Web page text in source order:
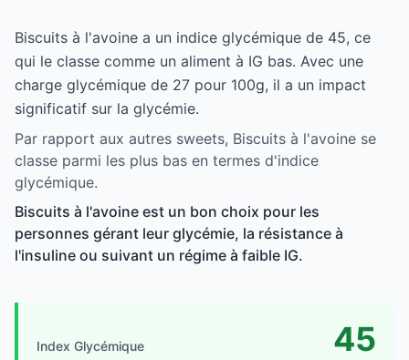
Biscuits à l'avoine a un indice glycémique de 45, ce
qui le classe comme un aliment à IG bas. Avec une
charge glycémique de 27 pour 100g, il a un impact
significatif sur la glycémie.
Par rapport aux autres sweets, Biscuits à l'avoine se
classe parmi les plus bas en termes d'indice
glycémique.
Biscuits à l'avoine est un bon choix pour les
personnes gérant leur glycémie, la résistance à
l'insuline ou suivant un régime à faible IG.
Index Glycémique 45